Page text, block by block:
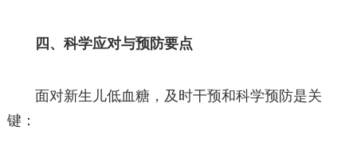
四、科学应对与预防要点
面对新生儿低血糖，及时干预和科学预防是关
键：